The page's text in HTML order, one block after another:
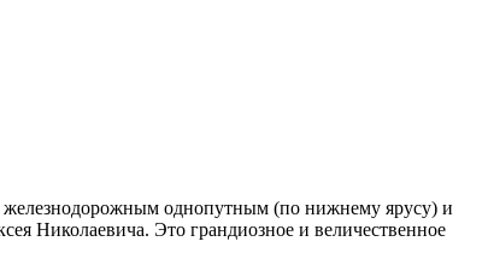
железнодорожным однопутным (по нижнему ярусу) и
Николаевича. Это грандиозное и величественное